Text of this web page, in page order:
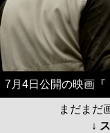
7月4日公開の映画『
まだまだ
↓